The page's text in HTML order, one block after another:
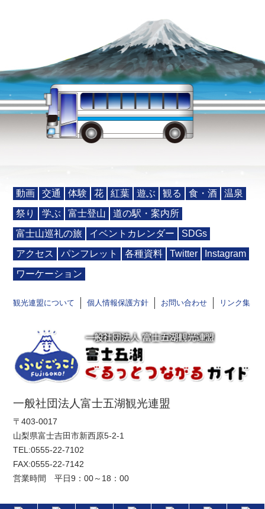
動画 交通 体験 花 紅葉 遊ぶ 観る 食・酒
温泉
祭り
学ぶ 富士登山
道の駅・案内所
富士山巡礼の旅
イベントカレンダー
SDGs
アクセス
パンフレット 各種資料 Twitter
Instagram
ワーケーション
観光連盟について 個人情報保護方針 お問い合わせ リンク集
一般社団法人富士五湖観光連盟
〒403-0017
山梨県富士吉田市新西原5-2-1
TEL:0555-22-7102
FAX:0555-22-7142
営業時間 平日9：00～18：00